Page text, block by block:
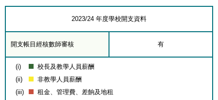
2023/24 年度學校開支資料
開支帳目經核數師審核 有
(i)
校長及教學人員薪酬
(ii)
非教學人員薪酬
(iii)
租金、管理費、差餉及地租